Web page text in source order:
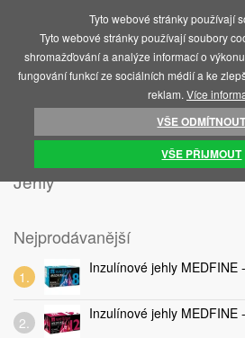
ÚVOD JEHLY, LANCETY, PERA
Jehly
Nejprodávanější
Inzulínové jehly MEDFINE
Inzulínové jehly MEDFINE
Tyto webové stránky používají
Tyto webové stránky používají soubory
shromažďování a analýze informací o
fungování funkcí ze sociálních médií a ke
reklam. Více
VŠE ODMÍTNOUT
VŠE PŘIJMOUT